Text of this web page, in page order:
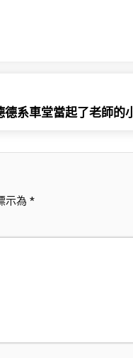
德系車堂當起了老師的
示為 *